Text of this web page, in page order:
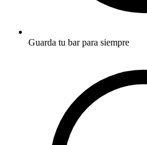
Guarda tu bar para siempre